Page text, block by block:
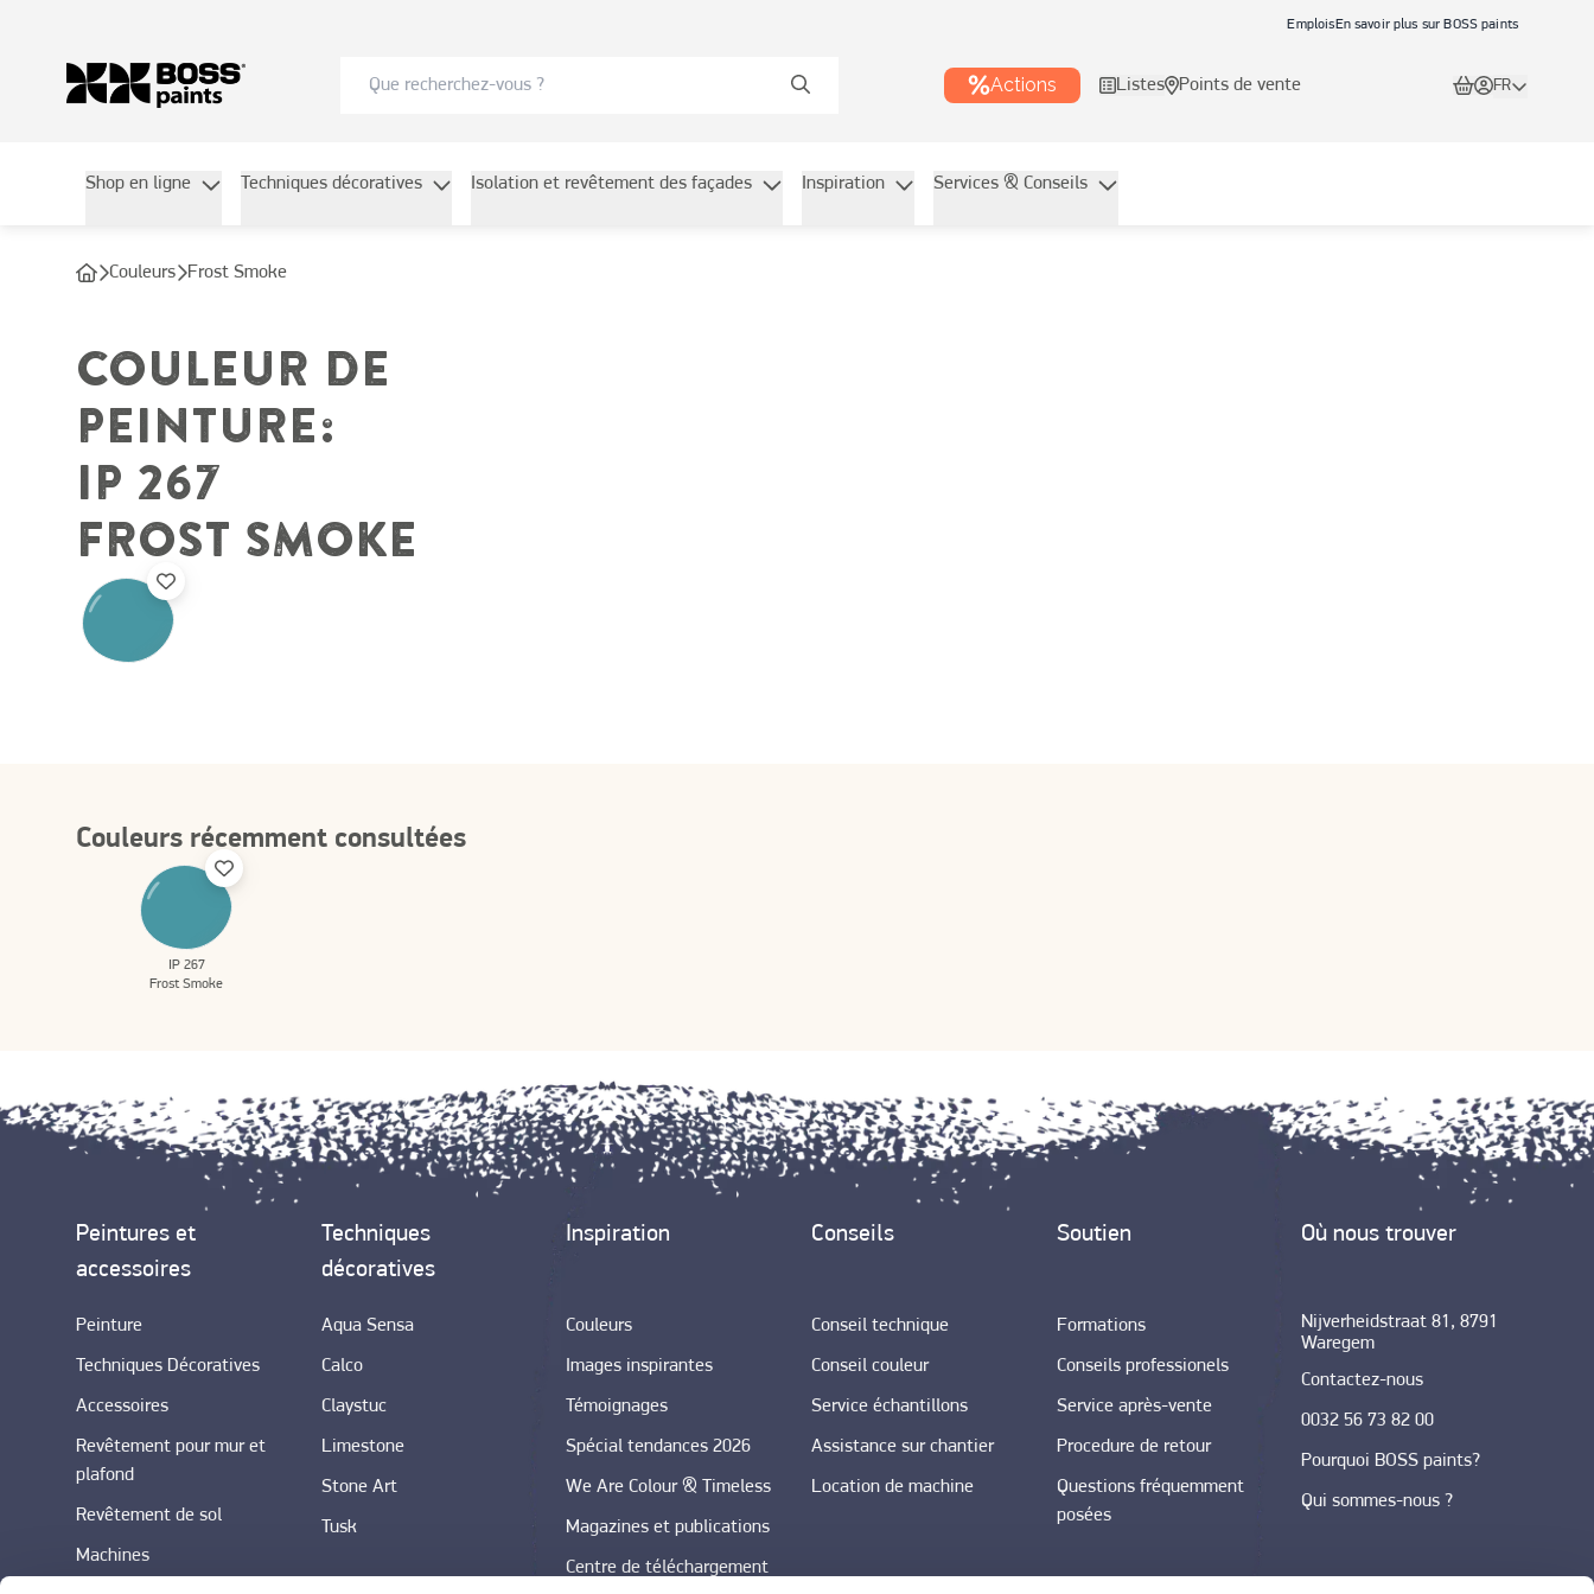
EmploisEn savoir plus sur BOSS paints
Actions Listes Points de vente FR
Shop en ligne Techniques décoratives Isolation et revêtement des façades Inspiration Services & Conseils
Couleurs Frost Smoke
COULEUR DE
PEINTURE:
IP 267
FROST SMOKE
Couleurs récemment consultées
IP 267
Frost Smoke
Peintures et
accessoires
Peinture
Techniques Décoratives
Accessoires
Revêtement pour mur et
plafond
Revêtement de sol
Machines
Techniques
décoratives
Aqua Sensa
Calco
Claystuc
Limestone
Stone Art
Tusk
Inspiration
Couleurs
Images inspirantes
Témoignages
Spécial tendances 2026
We Are Colour & Timeless
Magazines et publications
Centre de téléchargement
Conseils
Conseil technique
Conseil couleur
Service échantillons
Assistance sur chantier
Location de machine
Soutien
Formations
Conseils professionels
Service après-vente
Procedure de retour
Questions fréquemment
posées
Où nous trouver
Nijverheidstraat 81, 8791
Waregem
Contactez-nous
0032 56 73 82 00
Pourquoi BOSS paints?
Qui sommes-nous ?